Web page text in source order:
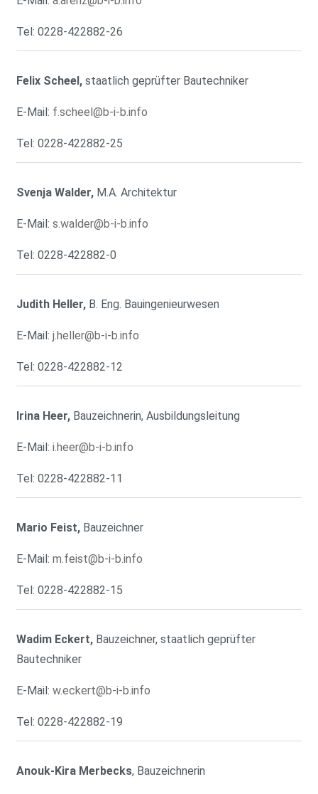
Tel: 0228-422882-26
Felix Scheel, staatlich geprüfter Bautechniker
E-Mail: f.scheel@b-i-b.info
Tel: 0228-422882-25
Svenja Walder, M.A. Architektur
E-Mail: s.walder@b-i-b.info
Tel: 0228-422882-0
Judith Heller, B. Eng. Bauingenieurwesen
E-Mail: j.heller@b-i-b.info
Tel: 0228-422882-12
Irina Heer, Bauzeichnerin, Ausbildungsleitung
E-Mail: i.heer@b-i-b.info
Tel: 0228-422882-11
Mario Feist, Bauzeichner
E-Mail: m.feist@b-i-b.info
Tel: 0228-422882-15
Wadim Eckert, Bauzeichner, staatlich geprüfter
Bautechniker
E-Mail: w.eckert@b-i-b.info
Tel: 0228-422882-19
Anouk-Kira Merbecks, Bauzeichnerin